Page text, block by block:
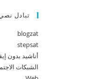
تبادل
blogzat
stepsat
أناشيد بدون